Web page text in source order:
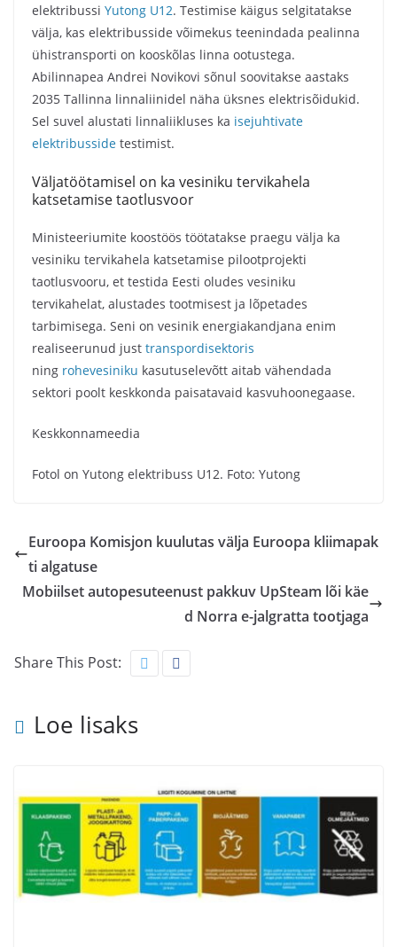
elektribussi Yutong U12. Testimise käigus selgitatakse
välja, kas elektribusside võimekus teenindada pealinna
ühistransporti on kooskõlas linna ootustega.
Abilinnapea Andrei Novikovi sõnul soovitakse aastaks
2035 Tallinna linnaliinidel näha üksnes elektrisõidukid.
Sel suvel alustati linnaliikluses ka isejuhtivate
elektribusside testimist.
Väljatöötamisel on ka vesiniku tervikahela
katsetamise taotlusvoor
Ministeeriumite koostöös töötatakse praegu välja ka
vesiniku tervikahela katsetamise pilootprojekti
taotlusvooru, et testida Eesti oludes vesiniku
tervikahelat, alustades tootmisest ja lõpetades
tarbimisega. Seni on vesinik energiakandjana enim
realiseerunud just transpordisektoris
ning rohevesiniku kasutuselevõtt aitab vähendada
sektori poolt keskkonda paisatavaid kasvuhoonegaase.
Keskkonnameedia
Fotol on Yutong elektribuss U12. Foto: Yutong
Euroopa Komisjon kuulutas välja Euroopa kliimapak
ti algatuse
Mobiilset autopesuteenust pakkuv UpSteam lõi käe
d Norra e-jalgratta tootjaga
Share This Post:
Loe lisaks